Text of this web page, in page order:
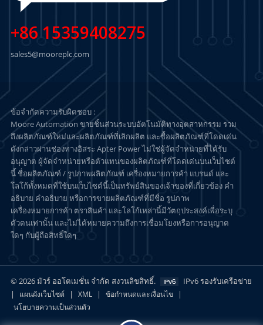
+86 15359408275
sales5@mooreplc.com
ข้อจำกัดความรับผิดชอบ :
Moore Automation ขายชิ้นส่วนระบบอัตโนมัติทางอุตสาหกรรม รวม
ถึงผลิตภัณฑ์ใหม่และผลิตภัณฑ์ที่เลิกผลิต และซื้อผลิตภัณฑ์ที่โดดเด่น
ดังกล่าวผ่านช่องทางอิสระ Apter Power ไม่ใช่ผู้จัดจำหน่ายที่ได้รับ
อนุญาต ผู้จัดจำหน่ายหรือตัวแทนของผลิตภัณฑ์ที่โดดเด่นบนเว็บไซต์
นี้ ชื่อผลิตภัณฑ์ / รูปภาพผลิตภัณฑ์ เครื่องหมายการค้า แบรนด์ และ
โลโก้ทั้งหมดที่ใช้บนเว็บไซต์นี้เป็นทรัพย์สินของเจ้าของที่เกี่ยวข้อง คำ
อธิบาย คำอธิบาย หรือการขายผลิตภัณฑ์ที่มีชื่อ รูปภาพ
เครื่องหมายการค้า ตราสินค้า และโลโก้เหล่านี้มีวัตถุประสงค์เพื่อระบุ
ตัวตนเท่านั้น และไม่ได้หมายความถึงการเชื่อมโยงหรือการอนุญาต
ใดๆ กับผู้ถือสิทธิ์ใดๆ
© 2026 มัวร์ ออโตเมชั่น จำกัด สงวนลิขสิทธิ์.
IPv6 รองรับเครือข่าย
|
แผนผังเว็บไซต์ | XML | ข้อกำหนดและเงื่อนไข |
นโยบายความเป็นส่วนตัว